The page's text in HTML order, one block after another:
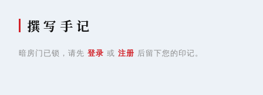
撰 写 手 记
暗房门已锁，请先 登录 或 注册 后留下您的印记。